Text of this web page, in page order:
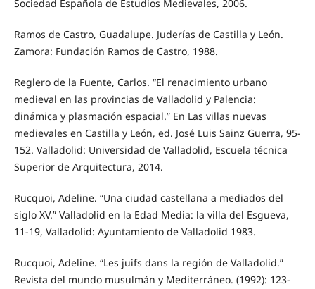
Sociedad Española de Estudios Medievales, 2006.
Ramos de Castro, Guadalupe. Juderías de Castilla y León.
Zamora: Fundación Ramos de Castro, 1988.
Reglero de la Fuente, Carlos. “El renacimiento urbano
medieval en las provincias de Valladolid y Palencia:
dinámica y plasmación espacial.” En Las villas nuevas
medievales en Castilla y León, ed. José Luis Sainz Guerra, 95-
152. Valladolid: Universidad de Valladolid, Escuela técnica
Superior de Arquitectura, 2014.
Rucquoi, Adeline. “Una ciudad castellana a mediados del
siglo XV.” Valladolid en la Edad Media: la villa del Esgueva,
11-19, Valladolid: Ayuntamiento de Valladolid 1983.
Rucquoi, Adeline. “Les juifs dans la región de Valladolid.”
Revista del mundo musulmán y Mediterráneo. (1992): 123-